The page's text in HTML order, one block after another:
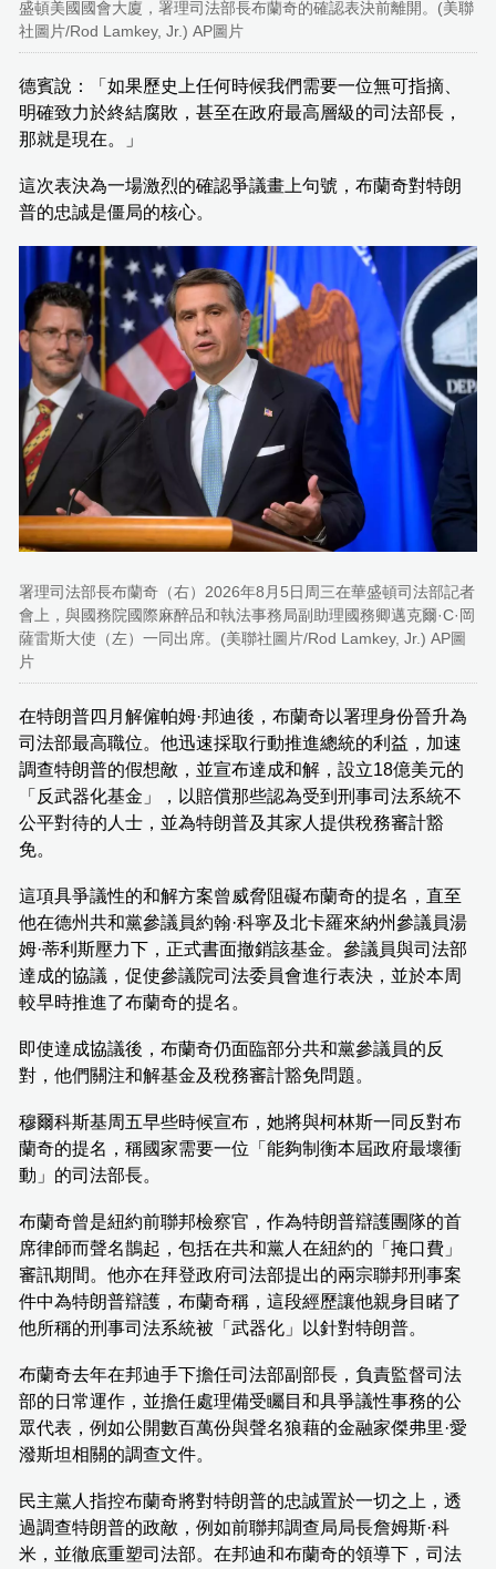
盛頓美國國會大廈，署理司法部長布蘭奇的確認表決前離開。(美聯
社圖片/Rod Lamkey, Jr.) AP圖片
德賓說：「如果歷史上任何時候我們需要一位無可指摘、
明確致力於終結腐敗，甚至在政府最高層級的司法部長，
那就是現在。」
這次表決為一場激烈的確認爭議畫上句號，布蘭奇對特朗
普的忠誠是僵局的核心。
署理司法部長布蘭奇（右）2026年8月5日周三在華盛頓司法部記者
會上，與國務院國際麻醉品和執法事務局副助理國務卿邁克爾·C·岡
薩雷斯大使（左）一同出席。(美聯社圖片/Rod Lamkey, Jr.) AP圖
片
在特朗普四月解僱帕姆·邦迪後，布蘭奇以署理身份晉升為
司法部最高職位。他迅速採取行動推進總統的利益，加速
調查特朗普的假想敵，並宣布達成和解，設立18億美元的
「反武器化基金」，以賠償那些認為受到刑事司法系統不
公平對待的人士，並為特朗普及其家人提供稅務審計豁
免。
這項具爭議性的和解方案曾威脅阻礙布蘭奇的提名，直至
他在德州共和黨參議員約翰·科寧及北卡羅來納州參議員湯
姆·蒂利斯壓力下，正式書面撤銷該基金。參議員與司法部
達成的協議，促使參議院司法委員會進行表決，並於本周
較早時推進了布蘭奇的提名。
即使達成協議後，布蘭奇仍面臨部分共和黨參議員的反
對，他們關注和解基金及稅務審計豁免問題。
穆爾科斯基周五早些時候宣布，她將與柯林斯一同反對布
蘭奇的提名，稱國家需要一位「能夠制衡本屆政府最壞衝
動」的司法部長。
布蘭奇曾是紐約前聯邦檢察官，作為特朗普辯護團隊的首
席律師而聲名鵲起，包括在共和黨人在紐約的「掩口費」
審訊期間。他亦在拜登政府司法部提出的兩宗聯邦刑事案
件中為特朗普辯護，布蘭奇稱，這段經歷讓他親身目睹了
他所稱的刑事司法系統被「武器化」以針對特朗普。
布蘭奇去年在邦迪手下擔任司法部副部長，負責監督司法
部的日常運作，並擔任處理備受矚目和具爭議性事務的公
眾代表，例如公開數百萬份與聲名狼藉的金融家傑弗里·愛
潑斯坦相關的調查文件。
民主黨人指控布蘭奇將對特朗普的忠誠置於一切之上，透
過調查特朗普的政敵，例如前聯邦調查局局長詹姆斯·科
米，並徹底重塑司法部。在邦迪和布蘭奇的領導下，司法